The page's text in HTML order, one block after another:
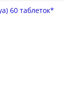
60 таблеток*